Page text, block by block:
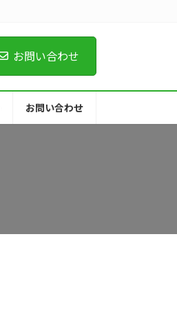
お問い合わせ
お問い合わせ